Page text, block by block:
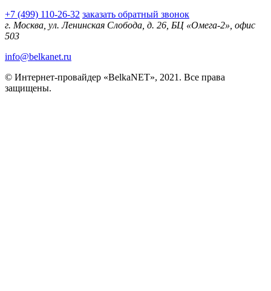
+7 (499) 110-26-32 заказать обратный звонок
г. Москва, ул. Ленинская Слобода, д. 26, БЦ «Омега-2», офис
503
info@belkanet.ru
© Интернет-провайдер «BelkaNET», 2021. Все права
защищены.